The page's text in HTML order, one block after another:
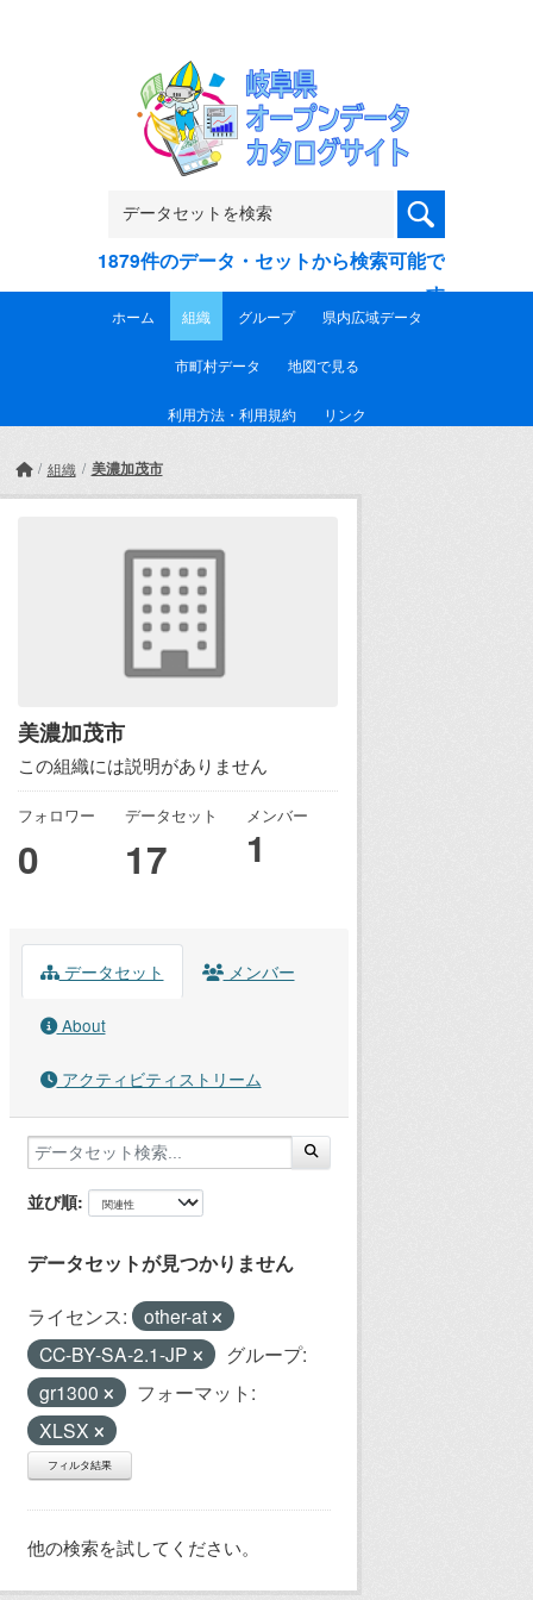
1879件のデータ・セットから検索可能で
す
ホーム 組織 グループ 県内広域データ
市町村データ 地図で見る
利用方法・利用規約 リンク
組織 美濃加茂市
美濃加茂市
この組織には説明がありません
フォロワー
0
データセット
17
メンバー
1
データセット メンバー
About
アクティビティストリーム
並び順
データセットが見つかりません
ライセンス:
other-at
CC-BY-SA-2.1-JP
グループ:
gr1300
フォーマット:
XLSX
フィルタ結果
他の検索を試してください。